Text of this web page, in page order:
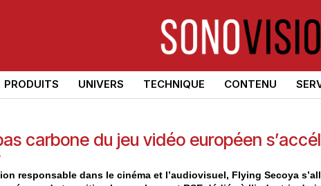
PRODUITS UNIVERS TECHNIQUE CONTENU
carbone du jeu vidéo européen
responsable dans le cinéma et l’audiovisuel, Flying Secoya